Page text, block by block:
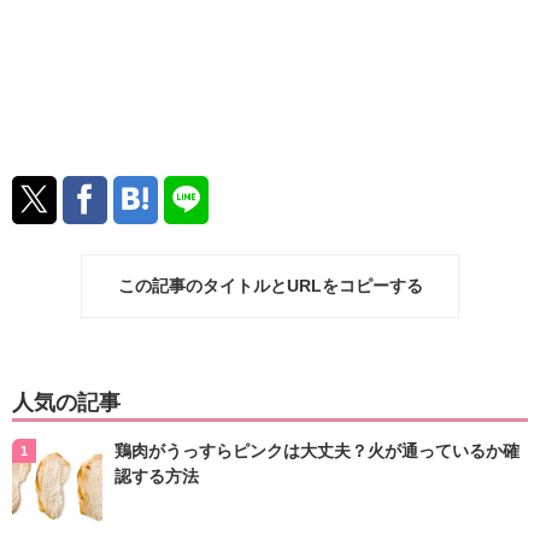
この記事のタイトルとURLをコピーする
人気の記事
鶏肉がうっすらピンクは大丈夫？火が通っているか確
認する方法